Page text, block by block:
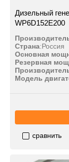
Дизельный
WP6D152E200
Страна:Россия
Основная
Резервная
Модель
сравнить